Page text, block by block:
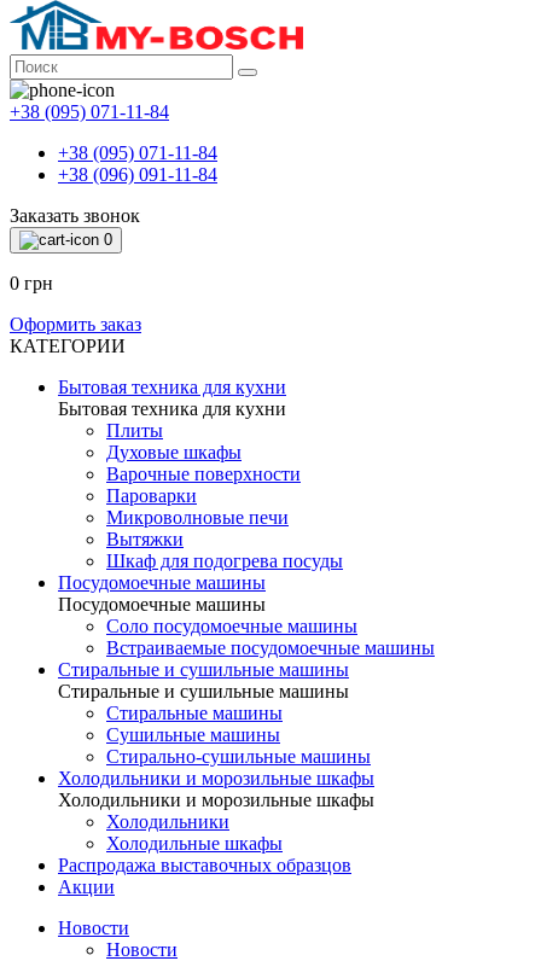
+38 (095) 071-11-84
+38 (095) 071-11-84
+38 (096) 091-11-84
Заказать звонок
0
0 грн
Оформить заказ
КАТЕГОРИИ
Бытовая техника для кухни
Бытовая техника для кухни
Плиты
Духовые шкафы
Варочные поверхности
Пароварки
Микроволновые печи
Вытяжки
Шкаф для подогрева посуды
Посудомоечные машины
Посудомоечные машины
Соло посудомоечные машины
Встраиваемые посудомоечные машины
Стиральные и сушильные машины
Стиральные и сушильные машины
Стиральные машины
Сушильные машины
Стирально-сушильные машины
Холодильники и морозильные шкафы
Холодильники и морозильные шкафы
Холодильники
Холодильные шкафы
Распродажа выставочных образцов
Акции
Новости
Новости